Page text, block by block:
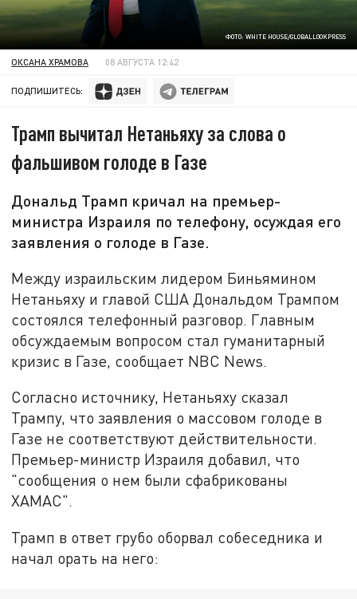
ФОТО: WHITE HOUSE/GLOBALLOOKPRESS
ОКСАНА ХРАМОВА 08 АВГУСТА 12:42
ПОДПИШИТЕСЬ:
Трамп вычитал Нетаньяху за слова о
фальшивом голоде в Газе
Дональд Трамп кричал на премьер-
министра Израиля по телефону, осуждая его
заявления о голоде в Газе.
Между израильским лидером Биньямином
Нетаньяху и главой США Дональдом Трампом
состоялся телефонный разговор. Главным
обсуждаемым вопросом стал гуманитарный
кризис в Газе, сообщает NBC News.
Согласно источнику, Нетаньяху сказал
Трампу, что заявления о массовом голоде в
Газе не соответствуют действительности.
Премьер-министр Израиля добавил, что
"сообщения о нем были сфабрикованы
ХАМАС".
Трамп в ответ грубо оборвал собеседника и
начал орать на него: